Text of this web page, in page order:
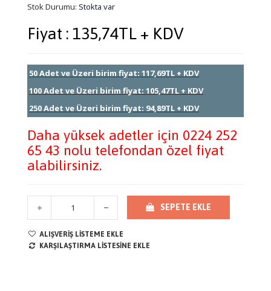
Stok Durumu: Stokta var
Fiyat : 135,74TL + KDV
50 Adet ve Üzeri birim fiyat: 117,69TL + KDV
100 Adet ve Üzeri birim fiyat: 105,47TL + KDV
250 Adet ve Üzeri birim fiyat: 94,89TL + KDV
Daha yüksek adetler için 0224 252
65 43 nolu telefondan özel fiyat
alabilirsiniz.
SEPETE EKLE
ALIŞVERIŞ LISTEME EKLE
KARŞILAŞTIRMA LISTESINE EKLE